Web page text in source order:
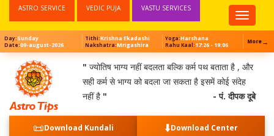
Top
Menu
ASTRO SERVICE VEDIC PUJA VASTU SERVICES
Day:Sunday
Date:09-august-2026
Tithi:Krishna Ekadashi
Nakshatra:Mrigashira
Yoga:Harshana
Rahu Kaal:17:26 - 19:06 More→
" ज्योतिष भाग्य नहीं बदलता बल्कि कर्म पथ बताता है , और
सही कर्म से भाग्य को बदला जा सकता है इसमें कोई संदेह
नहीं है " - पं. दीपक दूबे
📜Download Kundali ⬇️Download Center